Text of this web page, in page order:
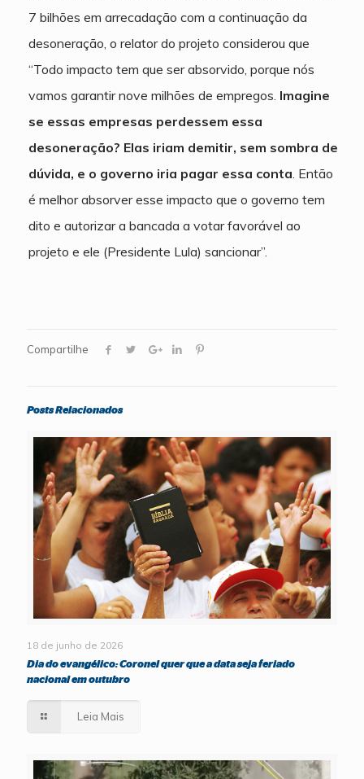
7 bilhões em arrecadação com a continuação da
desoneração, o relator do projeto considerou que
“Todo impacto tem que ser absorvido, porque nós
vamos garantir nove milhões de empregos. Imagine
se essas empresas perdessem essa
desoneração? Elas iriam demitir, sem sombra de
dúvida, e o governo iria pagar essa conta . Então
é melhor absorver esse impacto que o governo tem
dito e autorizar a bancada a votar favorável ao
projeto e ele (Presidente Lula) sancionar”.
Compartilhe
Posts Relacionados
18 de junho de 2026
Dia do evangélico: Coronel quer que a data seja feriado
nacional em outubro
Leia Mais